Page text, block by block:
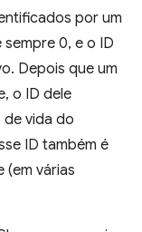
por um
0, e o ID
Depois que um
o ID dele
vida do
ID também é
(em várias